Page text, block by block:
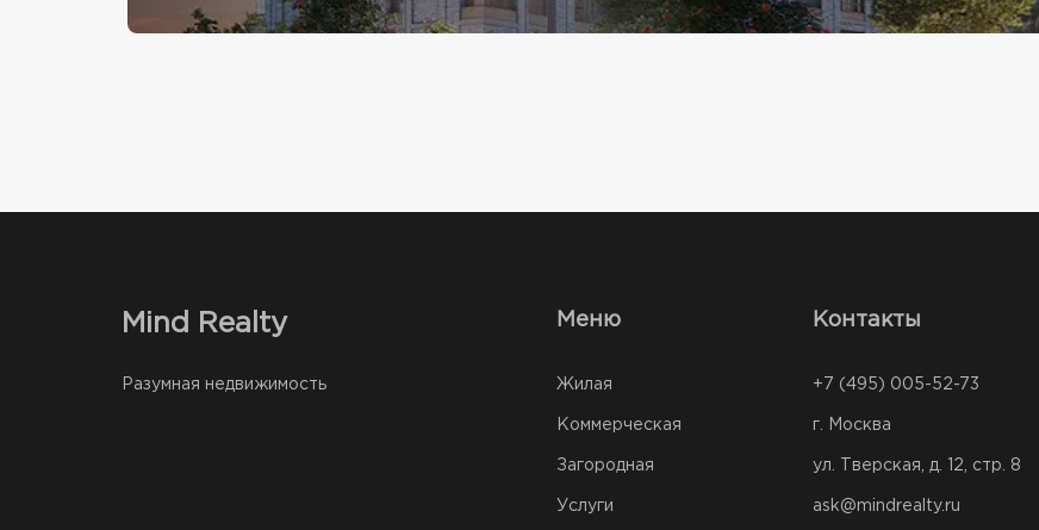
Mind Realty
Разумная недвижимость
Меню
Жилая
Коммерческая
Загородная
Услуги
Контакты
+7 (495) 005-52-73
г. Москва
ул. Тверская, д. 12, стр. 8
ask@mindrealty.ru